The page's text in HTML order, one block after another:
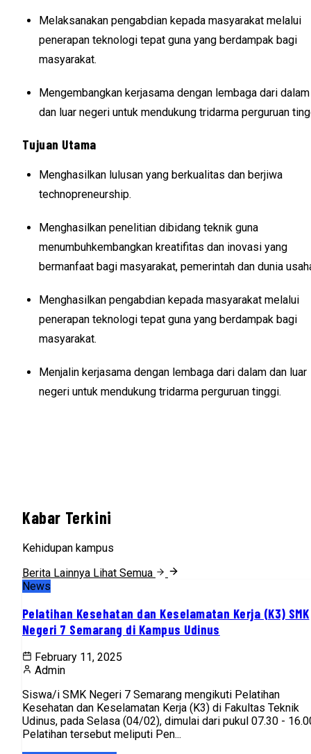
Melaksanakan pengabdian kepada masyarakat melalui
penerapan teknologi tepat guna yang berdampak bagi
masyarakat.
Mengembangkan kerjasama dengan lembaga dari dalam
dan luar negeri untuk mendukung tridarma perguruan
Tujuan Utama
Menghasilkan lulusan yang berkualitas dan berjiwa
technopreneurship.
Menghasilkan penelitian dibidang teknik guna
menumbuhkembangkan kreatifitas dan inovasi yang
bermanfaat bagi masyarakat, pemerintah dan dunia
Menghasilkan pengabdian kepada masyarakat melalui
penerapan teknologi tepat guna yang berdampak bagi
masyarakat.
Menjalin kerjasama dengan lembaga dari dalam dan luar
negeri untuk mendukung tridarma perguruan tinggi.
Kabar Terkini
Kehidupan kampus
Berita Lainnya Lihat Semua
News
Pelatihan Kesehatan dan Keselamatan Kerja (K3) SMK
Negeri 7 Semarang di Kampus Udinus
February 11, 2025
Admin
Siswa/i SMK Negeri 7 Semarang mengikuti Pelatihan
Kesehatan dan Keselamatan Kerja (K3) di Fakultas Teknik
Udinus, pada Selasa (04/02), dimulai dari pukul 07.30 -
Pelatihan tersebut meliputi Pen...